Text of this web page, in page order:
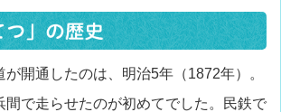
が開通したのは、明治5年（1872年）。
間で走らせたのが初めてでした。民鉄で